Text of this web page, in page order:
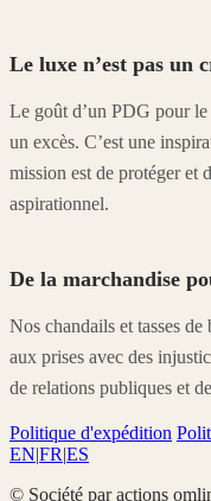
Le luxe n’est pas un
Le goût d’un PDG pour
un excès. C’est une
mission est de protéger et
aspirationnel.
De la marchandise
Nos chandails et tasses
aux prises avec des
de relations publiques et
Politique d'expédition
EN|FR|ES
© Société par actions